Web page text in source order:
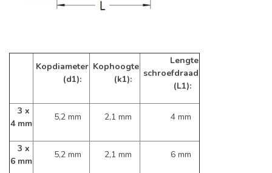
Kopdiameter
(d1):
Kophoogte
(k1):
Lengte
schroefdraad
(L1):
3 x
4 mm
5,2 mm 2,1 mm 4 mm
3 x
6 mm
5,2 mm 2,1 mm 6 mm